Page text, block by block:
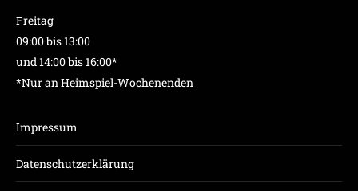
Freitag
09:00 bis 13:00
und 14:00 bis 16:00*
*Nur an Heimspiel-Wochenenden
Impressum
Datenschutzerklärung